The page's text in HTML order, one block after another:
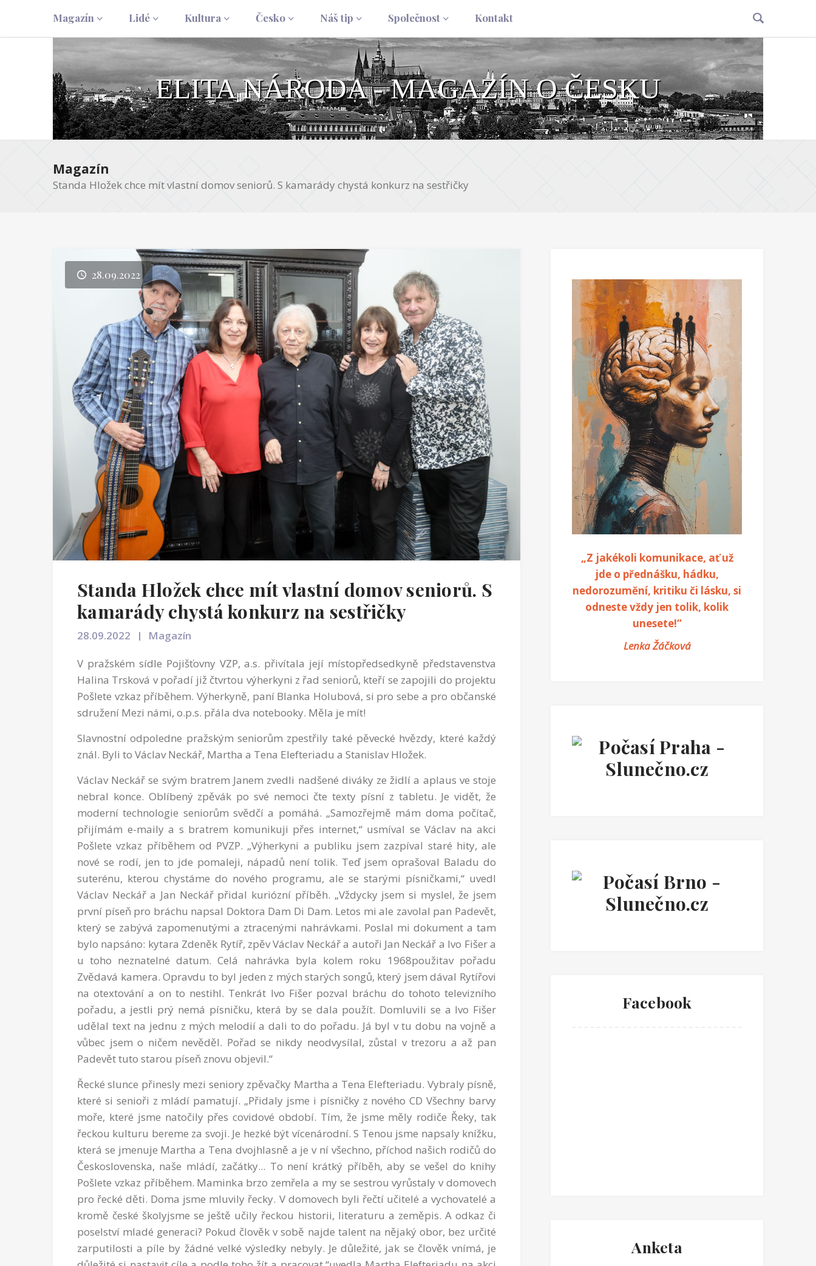
Magazín Lidé Kultura Česko Náš tip Společnost Kontakt
ELITA NÁRODA - MAGAZÍN O ČESKU
Magazín
Standa Hložek chce mít vlastní domov seniorů. S kamarády chystá konkurz na sestřičky
28.09.2022
Standa Hložek chce mít vlastní domov seniorů. S
kamarády chystá konkurz na sestřičky
28.09.2022
Magazín
V pražském sídle Pojišťovny VZP, a.s. přivítala její místopředsedkyně představenstva
Halina Trsková v pořadí již čtvrtou výherkyni z řad seniorů, kteří se zapojili do projektu
Pošlete vzkaz příběhem. Výherkyně, paní Blanka Holubová, si pro sebe a pro občanské
sdružení Mezi námi, o.p.s. přála dva notebooky. Měla je mít!
Slavnostní odpoledne pražským seniorům zpestřily také pěvecké hvězdy, které každý
znál. Byli to Václav Neckář, Martha a Tena Elefteriadu a Stanislav Hložek.
Václav Neckář se svým bratrem Janem zvedli nadšené diváky ze židlí a aplaus ve stoje
nebral konce. Oblíbený zpěvák po své nemoci čte texty písní z tabletu. Je vidět, že
moderní technologie seniorům svědčí a pomáhá. „Samozřejmě mám doma počítač,
přijímám e-maily a s bratrem komunikuji přes internet,“ usmíval se Václav na akci
Pošlete vzkaz příběhem od PVZP. „Výherkyni a publiku jsem zazpíval staré hity, ale
nové se rodí, jen to jde pomaleji, nápadů není tolik. Teď jsem oprašoval Baladu do
suterénu, kterou chystáme do nového programu, ale se starými písničkami,“ uvedl
Václav Neckář a Jan Neckář přidal kuriózní příběh. „Vždycky jsem si myslel, že jsem
první píseň pro bráchu napsal Doktora Dam Di Dam. Letos mi ale zavolal pan Padevět,
který se zabývá zapomenutými a ztracenými nahrávkami. Poslal mi dokument a tam
bylo napsáno: kytara Zdeněk Rytíř, zpěv Václav Neckář a autoři Jan Neckář a Ivo Fišer a
u toho neznatelné datum. Celá nahrávka byla kolem roku 1968použitav pořadu
Zvědavá kamera. Opravdu to byl jeden z mých starých songů, který jsem dával Rytířovi
na otextování a on to nestihl. Tenkrát Ivo Fišer pozval bráchu do tohoto televizního
pořadu, a jestli prý nemá písničku, která by se dala použít. Domluvili se a Ivo Fišer
udělal text na jednu z mých melodií a dali to do pořadu. Já byl v tu dobu na vojně a
vůbec jsem o ničem nevěděl. Pořad se nikdy neodvysílal, zůstal v trezoru a až pan
Padevět tuto starou píseň znovu objevil.“
Řecké slunce přinesly mezi seniory zpěvačky Martha a Tena Elefteriadu. Vybraly písně,
které si senioři z mládí pamatují. „Přidaly jsme i písničky z nového CD Všechny barvy
moře, které jsme natočily přes covidové období. Tím, že jsme měly rodiče Řeky, tak
řeckou kulturu bereme za svoji. Je hezké být vícenárodní. S Tenou jsme napsaly knížku,
která se jmenuje Martha a Tena dvojhlasně a je v ní všechno, příchod našich rodičů do
Československa, naše mládí, začátky... To není krátký příběh, aby se vešel do knihy
Pošlete vzkaz příběhem. Maminka brzo zemřela a my se sestrou vyrůstaly v domovech
pro řecké děti. Doma jsme mluvily řecky. V domovech byli řečtí učitelé a vychovatelé a
kromě české školyjsme se ještě učily řeckou historii, literaturu a zeměpis. A odkaz či
poselství mladé generaci? Pokud člověk v sobě najde talent na nějaký obor, bez určité
zarputilosti a píle by žádné velké výsledky nebyly. Je důležité, jak se člověk vnímá, je
„Z jakékoli komunikace, ať už
jde o přednášku, hádku,
nedorozumění, kritiku či lásku, si
odneste vždy jen tolik, kolik
unesete!“
Lenka Žáčková
Facebook
Anketa